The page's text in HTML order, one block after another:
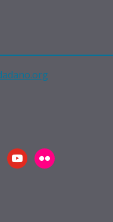
youtubeflickr